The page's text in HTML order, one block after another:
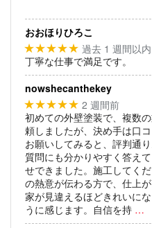
おおほりひろこ
★★★★★ 過去 1 週間以内
丁寧な仕事で満足です。
nowshecanthekey
★★★★★ 2 週間前
初めての外壁塗装で、複数
頼しましたが、決め手は口
お願いしてみると、評判通
質問にも分かりやすく答え
せできました。施工してく
の熱意が伝わる方で、仕上
家が見違えるほどきれいに
うに感じます。自信を持 …